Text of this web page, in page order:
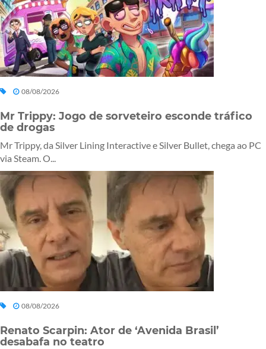
08/08/2026
Mr Trippy: Jogo de sorveteiro esconde tráfico
de drogas
Mr Trippy, da Silver Lining Interactive e Silver Bullet, chega ao PC
via Steam. O...
08/08/2026
Renato Scarpin: Ator de ‘Avenida Brasil’
desabafa no teatro